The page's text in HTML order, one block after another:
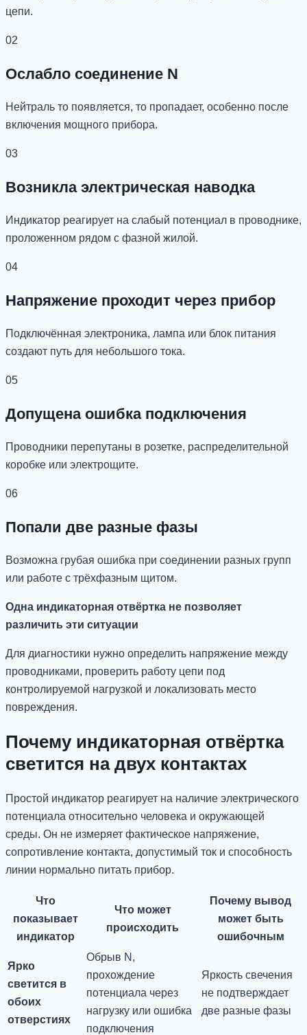
цепи.
02
Ослабло соединение N
Нейтраль то появляется, то пропадает, особенно после
включения мощного прибора.
03
Возникла электрическая наводка
Индикатор реагирует на слабый потенциал в проводнике,
проложенном рядом с фазной жилой.
04
Напряжение проходит через прибор
Подключённая электроника, лампа или блок питания
создают путь для небольшого тока.
05
Допущена ошибка подключения
Проводники перепутаны в розетке, распределительной
коробке или электрощите.
06
Попали две разные фазы
Возможна грубая ошибка при соединении разных групп
или работе с трёхфазным щитом.
Одна индикаторная отвёртка не позволяет
различить эти ситуации
Для диагностики нужно определить напряжение между
проводниками, проверить работу цепи под
контролируемой нагрузкой и локализовать место
повреждения.
Почему индикаторная отвёртка
светится на двух контактах
Простой индикатор реагирует на наличие электрического
потенциала относительно человека и окружающей
среды. Он не измеряет фактическое напряжение,
сопротивление контакта, допустимый ток и способность
линии нормально питать прибор.
Что
показывает
индикатор
Что может
происходить
Почему вывод
может быть
ошибочным
Ярко
светится в
обоих
отверстиях
Обрыв N,
прохождение
потенциала через
нагрузку или ошибка
подключения
Яркость свечения
не подтверждает
две разные фазы